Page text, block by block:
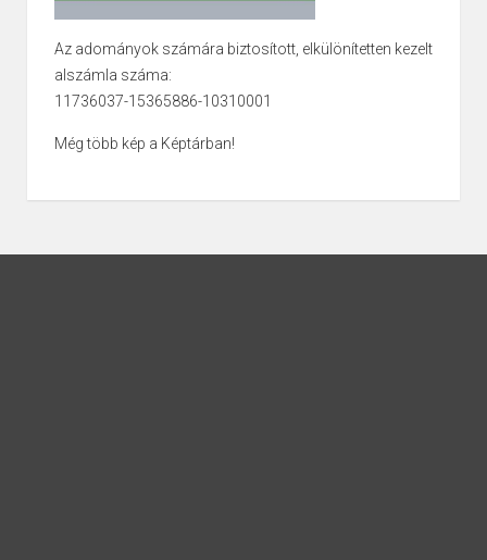
Az adományok számára biztosított, elkülönítetten kezelt
alszámla száma:
11736037-15365886-10310001
Még több kép a Képtárban!